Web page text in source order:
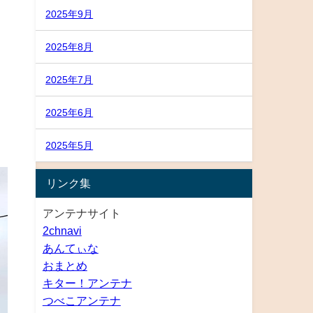
2025年9月
2025年8月
2025年7月
2025年6月
2025年5月
リンク集
アンテナサイト
2chnavi
あんてぃな
おまとめ
キター！アンテナ
つべこアンテナ